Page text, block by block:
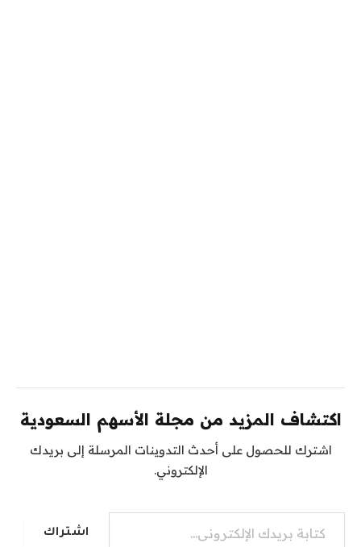
اكتشاف المزيد من مجلة الأسهم السعودية
اشترك للحصول على أحدث التدوينات المرسلة إلى بريدك
الإلكتروني.
كتابة بريدك الإلكتروني...
اشتراك